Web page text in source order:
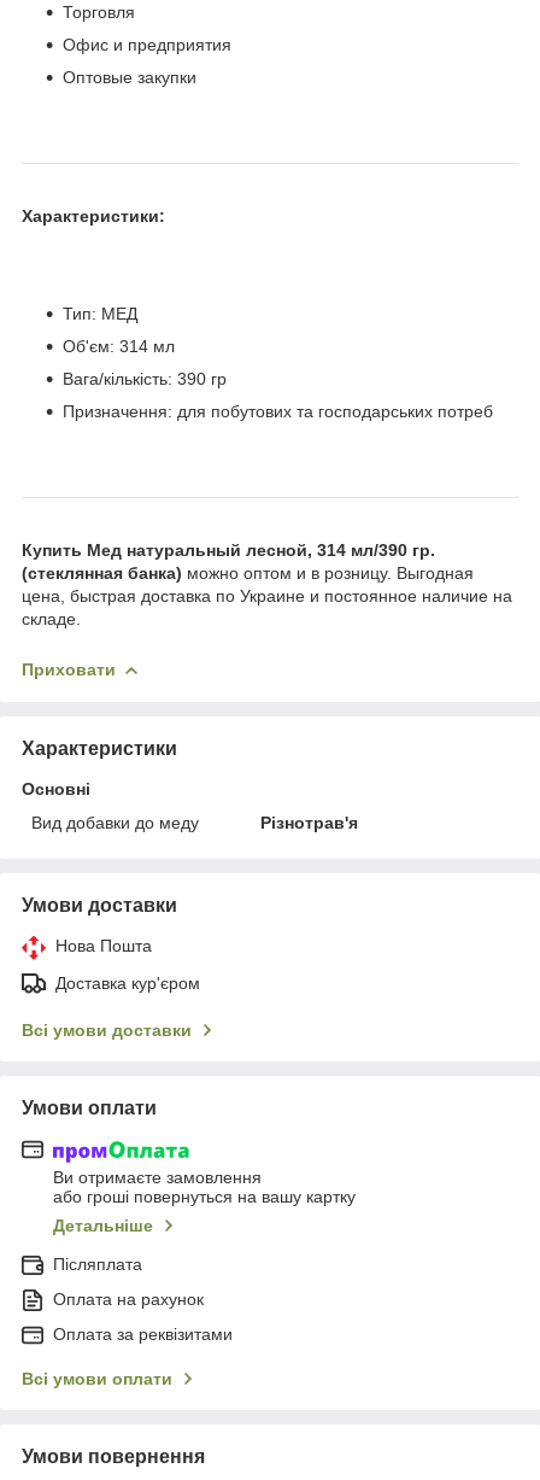
Торговля
Офис и предприятия
Оптовые закупки
Характеристики:
Тип: МЕД
Об'єм: 314 мл
Вага/кількість: 390 гр
Призначення: для побутових та господарських потреб
Купить Мед натуральный лесной, 314 мл/390 гр.
(стеклянная банка) можно оптом и в розницу. Выгодная
цена, быстрая доставка по Украине и постоянное наличие на
складе.
Приховати
Характеристики
Основні
Вид добавки до меду
Різнотрав'я
Умови доставки
Нова Пошта
Доставка кур'єром
Всі умови доставки
Умови оплати
Ви отримаєте замовлення
або гроші повернуться на вашу картку
Детальніше
Післяплата
Оплата на рахунок
Оплата за реквізитами
Всі умови оплати
Умови повернення